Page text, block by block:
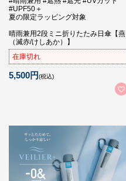
#UPF50＋
夏の限定ラッピング対象
晴雨兼用2段ミニ折りたたみ日傘【燕
（滅赤/けしあか）】
在庫切れ
5,500円(税込)